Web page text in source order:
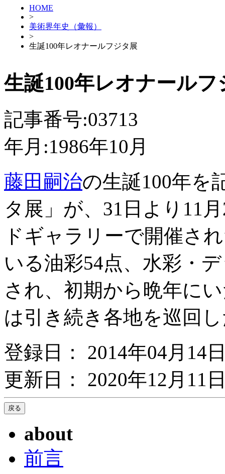
HOME
>
美術界年史（彙報）
>
生誕100年レオナールフジタ展
生誕100年レオナールフ
記事番号:03713
年月:1986年10月
藤田嗣治の生誕100年を
タ展」が、31日より11
ドギャラリーで開催さ
いる油彩54点、水彩・
され、初期から晩年に
は引き続き各地を巡回
登録日： 2014年04月14
更新日： 2020年12月11
about
前言